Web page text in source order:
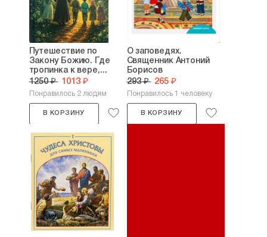
Путешествие по
Закону Божию. Где
тропинка к вере,...
1250 ₽ 1013 ₽
Понравилось 2 людям
В КОРЗИНУ
О заповедях.
Священник Антоний
Борисов
293 ₽ 265 ₽
Понравилось 1 человеку
В КОРЗИНУ